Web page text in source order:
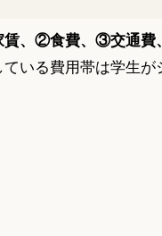
、②食費、③交通費、
いる費用帯は学生が